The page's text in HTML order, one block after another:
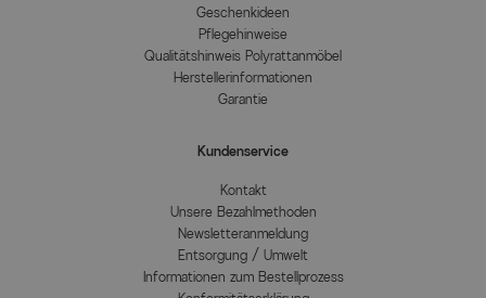
Geschenkideen
Pflegehinweise
Qualitätshinweis Polyrattanmöbel
Herstellerinformationen
Garantie
Kundenservice
Kontakt
Unsere Bezahlmethoden
Newsletteranmeldung
Entsorgung / Umwelt
Informationen zum Bestellprozess